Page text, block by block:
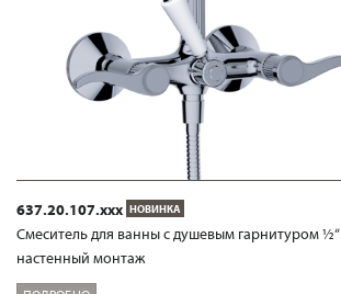
637.20.107.xxx НОВИНКА
Смеситель для ванны с душевым гарнитуром ½“
настенный монтаж